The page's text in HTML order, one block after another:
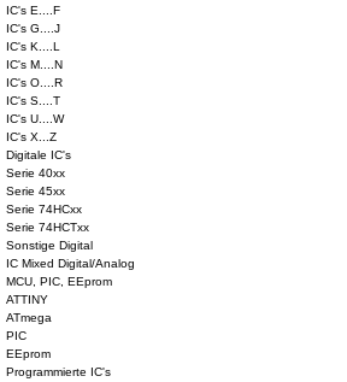
IC's E....F
IC's G....J
IC's K....L
IC's M....N
IC's O....R
IC's S....T
IC's U....W
IC's X...Z
Digitale IC's
Serie 40xx
Serie 45xx
Serie 74HCxx
Serie 74HCTxx
Sonstige Digital
IC Mixed Digital/Analog
MCU, PIC, EEprom
ATTINY
ATmega
PIC
EEprom
Programmierte IC's